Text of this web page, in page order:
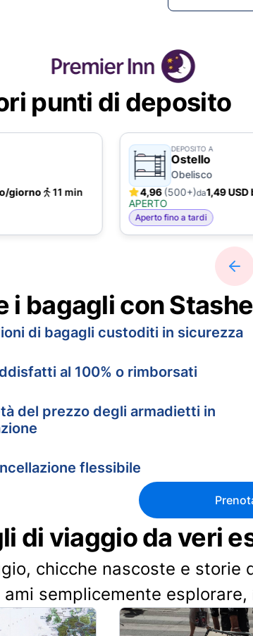
punti di deposito
giorno
11 min
DEPOSITO A
Ostello
Obelisco
4,96(500+)da1,49
APERTO
Aperto fino a tardi
i bagagli con
di bagagli custoditi in sicurezza
al 100% o rimborsati
del prezzo degli armadietti in
flessibile
di viaggio da veri
chicche nascoste e
semplicemente esplorare,